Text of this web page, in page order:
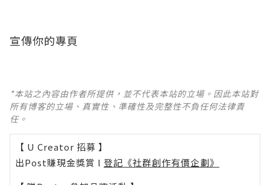
宣傳你的專頁
*本站之內容由作者所提供，並不代表本站的立場。因此本站對
所有博客的立場、真實性、準確性及完整性不負任何法律責
任。
【 U Creator 招募 】
出Post賺現金獎賞 l 登記《社群創作有價企劃》